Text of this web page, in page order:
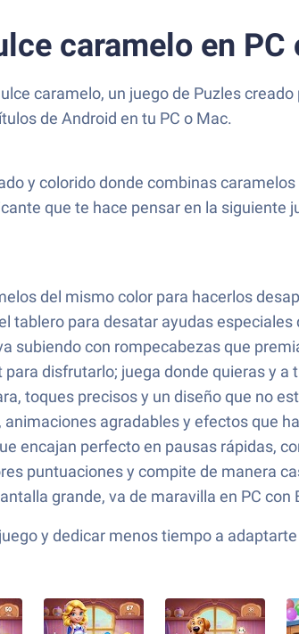
caramelo en PC
caramelo, un juego de Puzles
de Android en tu PC o Mac.
y colorido donde combinas
que te hace pensar en la
del mismo color para hacerlos
tablero para desatar ayudas
subiendo con rompecabezas que
disfrutarlo; juega donde quieras y a
toques precisos y un diseño que no
agradables y efectos que
encajan perfecto en pausas rápidas,
puntuaciones y compite de manera
grande, va de maravilla en PC con
y dedicar menos tiempo a